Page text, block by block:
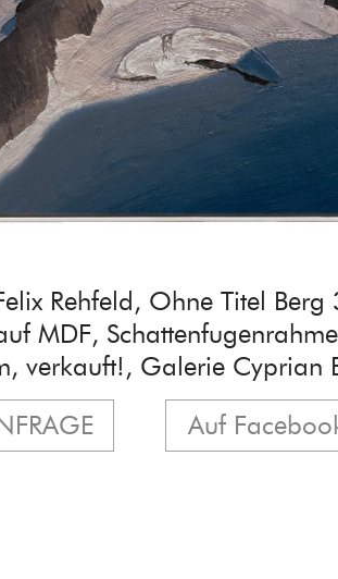
Rehfeld, Ohne Titel
MDF,
verkauft!, Galerie Cyprian
Auf